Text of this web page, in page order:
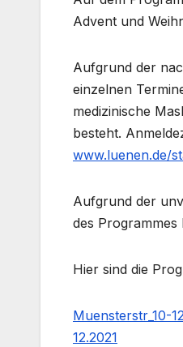
Advent und
Aufgrund der
einzelnen
medizinische
besteht.
www.luenen.de/
Aufgrund der
des Programmes
Hier sind die
Muensterstr_10-
12.2021